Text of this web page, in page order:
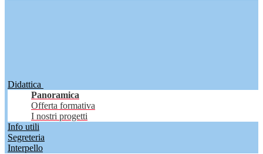
Didattica
Panoramica
Offerta formativa
I nostri progetti
Info utili
Segreteria
Interpello